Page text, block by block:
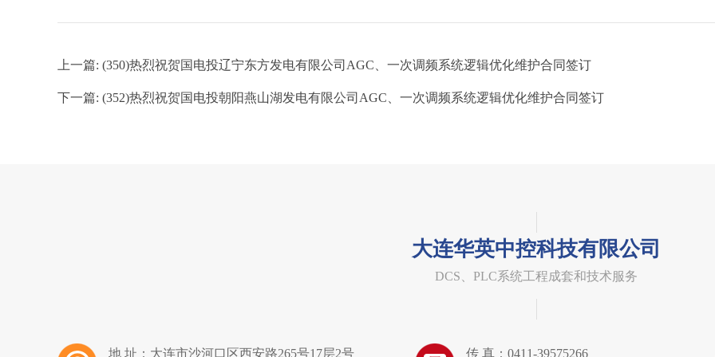
上一篇: (350)热烈祝贺国电投辽宁东方发电有限公司AGC、一次调频系统逻辑优化维护合同签订
下一篇: (352)热烈祝贺国电投朝阳燕山湖发电有限公司AGC、一次调频系统逻辑优化维护合同签订
大连华英中控科技有限公司
DCS、PLC系统工程成套和技术服务
地 址：大连市沙河口区西安路265号17层2号 传 真：0411-39575266